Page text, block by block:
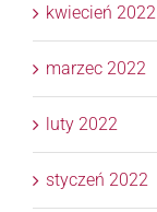
kwiecień 2022
marzec 2022
luty 2022
styczeń 2022